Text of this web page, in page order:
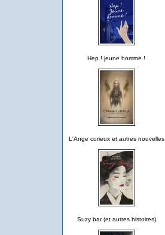
Hep ! jeune homme !
L'Ange curieux et autres nouvelles
Suzy bar (et autres histoires)